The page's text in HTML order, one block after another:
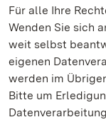
Für alle Ihre
Wenden Sie sich
weit selbst
eigenen
werden im
Bitte um